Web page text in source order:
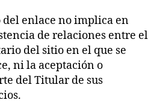
enlace no implica en
de relaciones entre el
del sitio en el que se
ni la aceptación o
del Titular de sus